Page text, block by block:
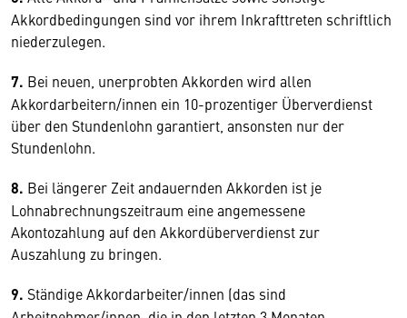
Akkordbedingungen sind vor ihrem Inkrafttreten schriftlich
niederzulegen.
7. Bei neuen, unerprobten Akkorden wird allen
Akkordarbeitern/innen ein 10-prozentiger Überverdienst
über den Stundenlohn garantiert, ansonsten nur der
Stundenlohn.
8. Bei längerer Zeit andauernden Akkorden ist je
Lohnabrechnungszeitraum eine angemessene
Akontozahlung auf den Akkordüberverdienst zur
Auszahlung zu bringen.
9. Ständige Akkordarbeiter/innen (das sind